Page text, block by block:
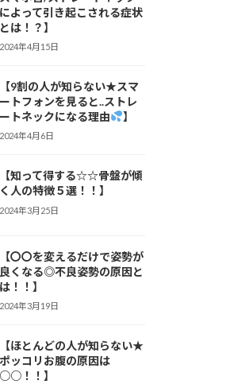
によって引き起こされる症状
とは！？】
2024年4月15日
【9割の人が知らない★スマ
ートフォンを見ると..ストレ
ートネックになる理由
】
2024年4月6日
【知って得する☆☆骨盤が傾
く人の特徴５選！！】
2024年3月25日
【〇〇を変えるだけで姿勢が
良くなる◎不良姿勢の原因と
は！！】
2024年3月19日
【ほとんどの人が知らない★
ポッコリお腹の原因は
○○！！】